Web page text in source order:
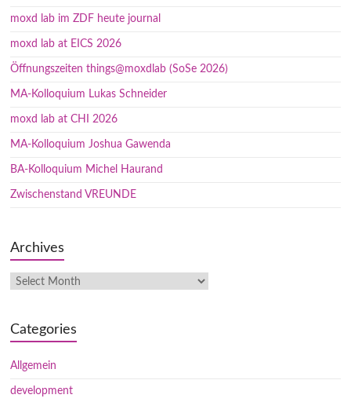
moxd lab im ZDF heute journal
moxd lab at EICS 2026
Öffnungszeiten things@moxdlab (SoSe 2026)
MA-Kolloquium Lukas Schneider
moxd lab at CHI 2026
MA-Kolloquium Joshua Gawenda
BA-Kolloquium Michel Haurand
Zwischenstand VREUNDE
Archives
Categories
Allgemein
development